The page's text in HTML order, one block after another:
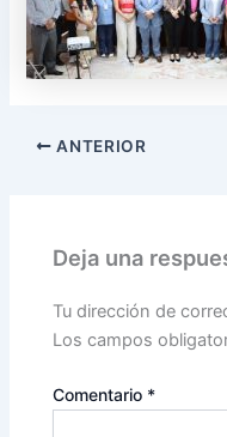
ANTERIOR
Deja una
Tu dirección de
Los campos
Comentario *